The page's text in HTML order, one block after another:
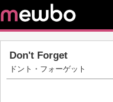
Don't Forget
ドント・フォーゲット